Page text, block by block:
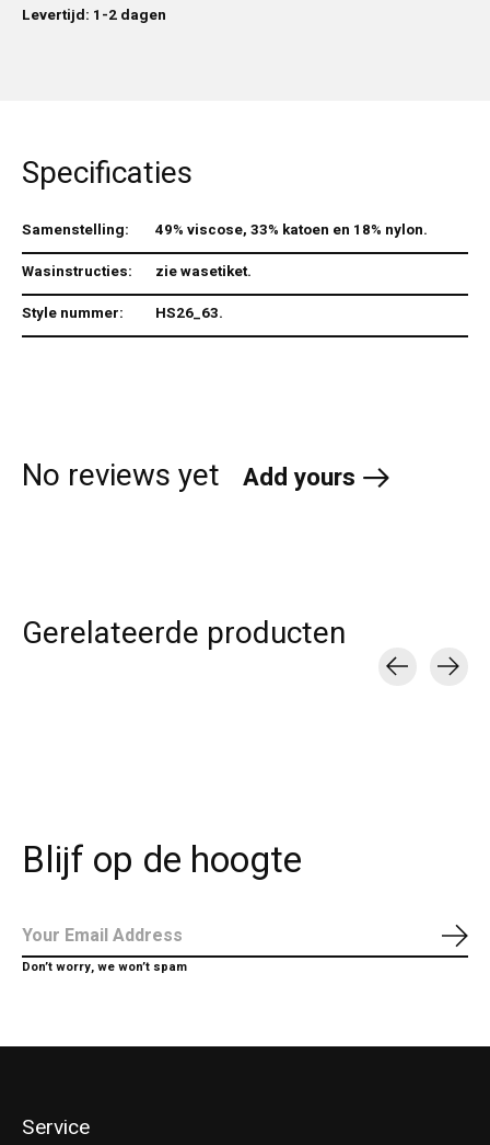
Levertijd: 1-2 dagen
Specificaties
Samenstelling:
49% viscose, 33% katoen en 18% nylon.
Wasinstructies:
zie wasetiket.
Style nummer:
HS26_63.
No reviews yet Add yours
Gerelateerde producten
Blijf op de hoogte
Don’t worry, we won’t spam
Service